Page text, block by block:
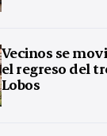
Vecinos se
el regreso del
Lobos